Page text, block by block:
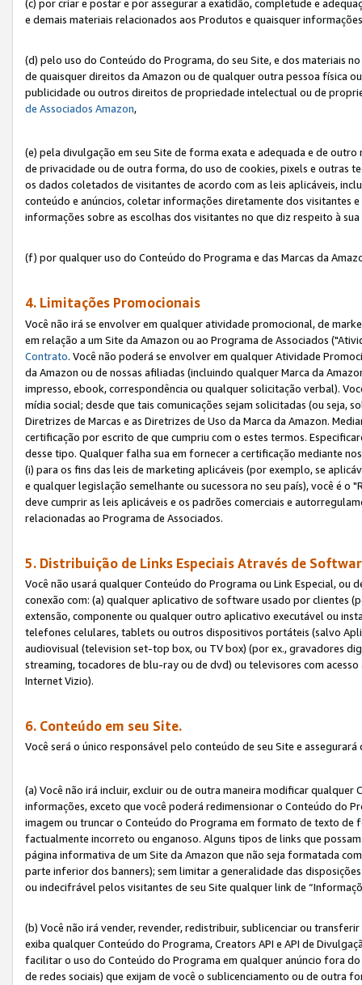
(c) por criar e postar e por assegurar a exatidão, completude e
e demais materiais relacionados aos Produtos e quaisquer
(d) pelo uso do Conteúdo do Programa, do seu Site, e dos materiais
de quaisquer direitos da Amazon ou de qualquer outra pessoa física
publicidade ou outros direitos de propriedade intelectual ou de
de Associados Amazon,
(e) pela divulgação em seu Site de forma exata e adequada e de
de privacidade ou de outra forma, do uso de cookies, pixels e outras
os dados coletados de visitantes de acordo com as leis aplicáveis,
conteúdo e anúncios, coletar informações diretamente dos visitantes
informações sobre as escolhas dos visitantes no que diz respeito à
(f) por qualquer uso do Conteúdo do Programa e das Marcas da
4. Limitações Promocionais
Você não irá se envolver em qualquer atividade promocional, de
em relação a um Site da Amazon ou ao Programa de Associados
Contrato. Você não poderá se envolver em qualquer Atividade
da Amazon ou de nossas afiliadas (incluindo qualquer Marca da
impresso, ebook, correspondência ou qualquer solicitação verbal).
mídia social; desde que tais comunicações sejam solicitadas (ou seja,
Diretrizes de Marcas e as Diretrizes de Uso da Marca da Amazon.
certificação por escrito de que cumpriu com o estes termos.
desse tipo. Qualquer falha sua em fornecer a certificação mediante
(i) para os fins das leis de marketing aplicáveis (por exemplo, se
e qualquer legislação semelhante ou sucessora no seu país), você é o
deve cumprir as leis aplicáveis e os padrões comerciais e
relacionadas ao Programa de Associados.
5. Distribuição de Links Especiais Através de
Você não usará qualquer Conteúdo do Programa ou Link Especial,
conexão com: (a) qualquer aplicativo de software usado por clientes
extensão, componente ou qualquer outro aplicativo executável ou
telefones celulares, tablets ou outros dispositivos portáteis (salvo
audiovisual (television set-top box, ou TV box) (por ex., gravadores
streaming, tocadores de blu-ray ou de dvd) ou televisores com
Internet Vizio).
6. Conteúdo em seu Site.
Você será o único responsável pelo conteúdo de seu Site e assegurará
(a) Você não irá incluir, excluir ou de outra maneira modificar
informações, exceto que você poderá redimensionar o Conteúdo do
imagem ou truncar o Conteúdo do Programa em formato de texto
factualmente incorreto ou enganoso. Alguns tipos de links que
página informativa de um Site da Amazon que não seja formatada
parte inferior dos banners); sem limitar a generalidade das
ou indecifrável pelos visitantes de seu Site qualquer link de
(b) Você não irá vender, revender, redistribuir, sublicenciar ou
exiba qualquer Conteúdo do Programa, Creators API e API de
facilitar o uso do Conteúdo do Programa em qualquer anúncio fora
de redes sociais) que exijam de você o sublicenciamento ou de outra